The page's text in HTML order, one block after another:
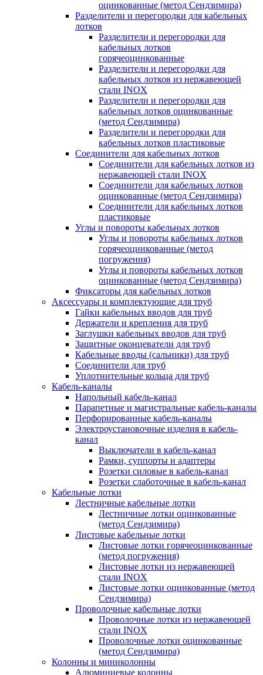
оцинкованные (метод Сендзимира)
Разделители и перегородки для кабельных
лотков
Разделители и перегородки для
кабельных лотков
горячеоцинкованные
Разделители и перегородки для
кабельных лотков из нержавеющей
стали INOX
Разделители и перегородки для
кабельных лотков оцинкованные
(метод Сендзимира)
Разделители и перегородки для
кабельных лотков пластиковые
Соединители для кабельных лотков
Соединители для кабельных лотков из
нержавеющей стали INOX
Соединители для кабельных лотков
оцинкованные (метод Сендзимира)
Соединители для кабельных лотков
пластиковые
Углы и повороты кабельных лотков
Углы и повороты кабельных лотков
горячеоцинкованные (метод
погружения)
Углы и повороты кабельных лотков
оцинкованные (метод Сендзимира)
Фиксаторы для кабельных лотков
Аксессуары и комплектующие для труб
Гайки кабельных вводов для труб
Держатели и крепления для труб
Заглушки кабельных вводов для труб
Защитные оконцеватели для труб
Кабельные вводы (сальники) для труб
Соединители для труб
Уплотнительные кольца для труб
Кабель-каналы
Напольный кабель-канал
Парапетные и магистральные кабель-каналы
Перфорированные кабель-каналы
Электроустановочные изделия в кабель-
канал
Выключатели в кабель-канал
Рамки, суппорты и адаптеры
Розетки силовые в кабель-канал
Розетки слаботочные в кабель-канал
Кабельные лотки
Лестничные кабельные лотки
Лестничные лотки оцинкованные
(метод Сендзимира)
Листовые кабельные лотки
Листовые лотки горячеоцинкованные
(метод погружения)
Листовые лотки из нержавеющей
стали INOX
Листовые лотки оцинкованные (метод
Сендзимира)
Проволочные кабельные лотки
Проволочные лотки из нержавеющей
стали INOX
Проволочные лотки оцинкованные
(метод Сендзимира)
Колонны и миниколонны
Алюминиевые колонны